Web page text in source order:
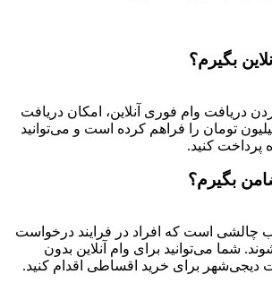
بگیرم؟
دریافت وام فوری آنلاین، امکان دریافت
تا سقف ۳۰۰ میلیون تومان را فراهم کرده است و می‌توانید
بگیرم؟
چالشی است که افراد در فرایند درخواست
شما می‌توانید برای وام آنلاین بدون
برای خرید اقساطی اقدام کنید.